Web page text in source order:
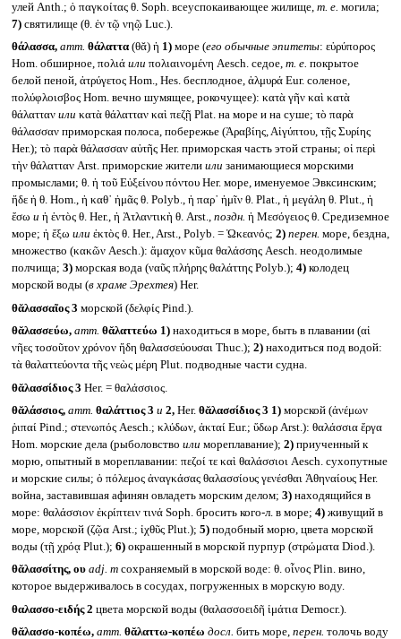
улей Anth.; ὁ παγκοίτας θ. Soph. всеуспокаивающее жилище, т. е. могила;
7)святилище (θ. ἐν τῷ νηῷ Luc.).
θάλασσα, атт. θάλαττα(θᾰ) ἡ 1)море (его обычные эпитеты: εὐρύπορος
Hom. обширное, πολιά или πολιαινομένη Aesch. седое,т. е. покрытое
белой пеной, ἀτρύγετος Hom., Hes. бесплодное, ἁλμυρά Eur. соленое,
πολύφλοισβος Hom. вечно шумящее, рокочущее): κατὰ γῆν καὶ κατὰ
θάλατταν или κατὰ θάλατταν καὶ πεζῇ Plat. на море и на суше; τὸ παρὰ
θάλασσαν приморская полоса, побережье (Ἀραβίης, Αἰγύπτου, τῇς Συρίης
Her.); τὸ παρὰ θάλασσαν αὐτῆς Her. приморская часть этой страны; οἱ περὶ
τὴν θάλατταν Arst. приморские жители или занимающиеся морскими
промыслами; θ. ἡ τοῦ Εὐξείνου πόντου Her. море, именуемое Эвксинским;
ἥδε ἡ θ. Hom., ἡ καθ᾽ ἡμᾶς θ. Polyb., ἡ παρ᾽ ἡμῖν θ. Plat., ἡ μεγάλη θ. Plut., ἡ
ἔσω и ἡ ἐντὸς θ. Her., ἡ Ἀτλαντικὴ θ. Arst., поздн. ἡ Μεσόγειος θ. Средиземное
море; ἡ ἔξω или ἐκτὸς θ. Her., Arst., Polyb. = Ὠκεανός; 2) перен. море, бездна,
множество (κακῶν Aesch.): ἄμαχον κῦμα θαλάσσης Aesch. неодолимые
полчища; 3)морская вода (ναῦς πλήρης θαλάττης Polyb.); 4)колодец
морской воды (в храме Эрехтея) Her.
θᾰλασσαῖος 3 морской (δελφίς Pind.).
θᾰλασσεύω, атт. θᾰλαττεύω 1)находиться в море, быть в плавании (αἱ
νῆες τοσοῦτον χρόνον ἤδη θαλασσεύουσαι Thuc.); 2)находиться под водой:
τὰ θαλαττεύοντα τῆς νεὼς μέρη Plut. подводные части судна.
θᾰλασσίδιος 3 Her. = θαλάσσιος.
θᾰλάσσιος, атт. θαλάττιος 3 и 2,Her. θᾰλασσίδιος 3 1)морской (ἀνέμων
ῥιπαί Pind.; στενωπός Aesch.; κλύδων, ἀκταί Eur.; ὕδωρ Arst.): θαλάσσια ἔργα
Hom. морские дела (рыболовство или мореплавание); 2)приученный к
морю, опытный в мореплавании: πεζοί τε καὶ θαλάσσιοι Aesch. сухопутные
и морские силы; ὁ πόλεμος ἀναγκάσας θαλασσίους γενέσθαι Ἀθηναίους Her.
война, заставившая афинян овладеть морским делом; 3)находящийся в
море: θαλάσσιον ἐκρίπτειν τινά Soph. бросить кого-л. в море; 4)живущий в
море, морской (ζῷα Arst.; ἰχθῦς Plut.); 5)подобный морю, цвета морской
воды (τῇ χρόᾳ Plut.); 6)окрашенный в морской пурпур (στρώματα Diod.).
θᾰλασσίτης, ου adj. mсохраняемый в морской воде: θ. οἶνος Plin. вино,
которое выдерживалось в сосудах, погруженных в морскую воду.
θαλασσο-ειδής 2 цвета морской воды (θαλασσοειδῆ ἱμάτια Democr.).
θᾰλασσο-κοπέω, атт. θᾰλαττω-κοπέω досл. бить море, перен. толочь воду